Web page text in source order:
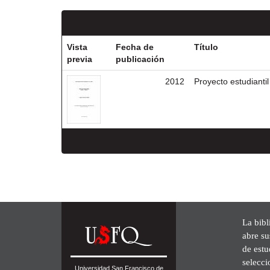
Vista
previa
Fecha de
publicación
Título
2012 Proyecto
Universidad San Francisco de
La
abre
de